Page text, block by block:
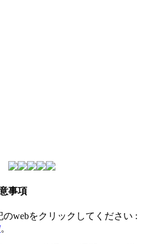
事項
webをクリックしてください :
。